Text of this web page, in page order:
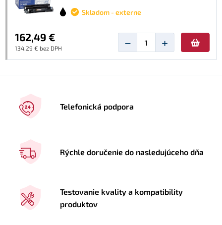
Skladom - externe
162,49 €
134,29 € bez DPH − +
Telefonická podpora
Rýchle doručenie do nasledujúceho dňa
Testovanie kvality a kompatibility
produktov